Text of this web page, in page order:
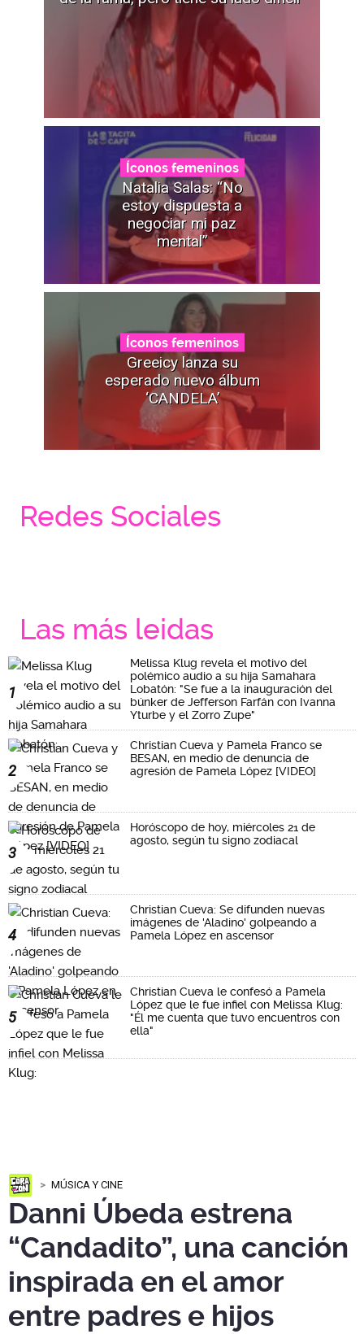
Íconos femeninos
Natalia Salas: “No
estoy dispuesta a
negociar mi paz
mental”
Íconos femeninos
Greeicy lanza su
esperado nuevo álbum
‘CANDELA’
Redes Sociales
Las más leidas
1
Melissa Klug revela el motivo del
polémico audio a su hija Samahara
Lobatón: "Se fue a la inauguración del
búnker de Jefferson Farfán con Ivanna
Yturbe y el Zorro Zupe"
2
Christian Cueva y Pamela Franco se
BESAN, en medio de denuncia de
agresión de Pamela López [VIDEO]
3
Horóscopo de hoy, miércoles 21 de
agosto, según tu signo zodiacal
4
Christian Cueva: Se difunden nuevas
imágenes de 'Aladino' golpeando a
Pamela López en ascensor
5
Christian Cueva le confesó a Pamela
López que le fue infiel con Melissa Klug:
"Él me cuenta que tuvo encuentros con
ella"
MÚSICA Y CINE
Danni Úbeda estrena
“Candadito”, una canción
inspirada en el amor
entre padres e hijos